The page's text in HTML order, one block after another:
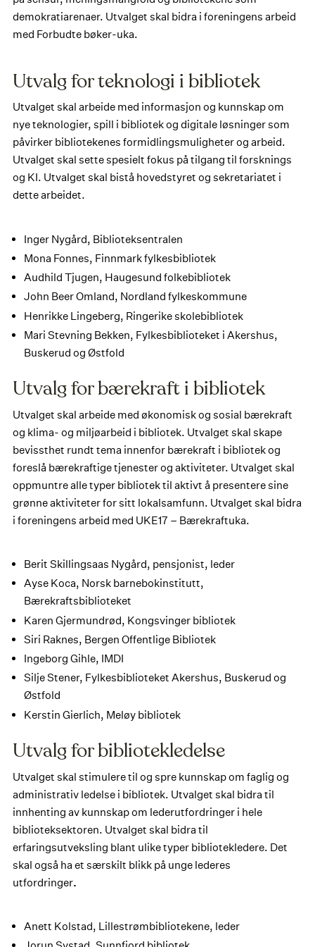
demokratiarenaer. Utvalget skal bidra i foreningens arbeid
med Forbudte bøker-uka.
Utvalg for teknologi i bibliotek
Utvalget skal arbeide med informasjon og kunnskap om
nye teknologier, spill i bibliotek og digitale løsninger som
påvirker bibliotekenes formidlingsmuligheter og arbeid.
Utvalget skal sette spesielt fokus på tilgang til forsknings
og KI. Utvalget skal bistå hovedstyret og sekretariatet i
dette arbeidet.
Inger Nygård, Biblioteksentralen
Mona Fonnes, Finnmark fylkesbibliotek
Audhild Tjugen, Haugesund folkebibliotek
John Beer Omland, Nordland fylkeskommune
Henrikke Lingeberg, Ringerike skolebibliotek
Mari Stevning Bekken, Fylkesbiblioteket i Akershus,
Buskerud og Østfold
Utvalg for bærekraft i bibliotek
Utvalget skal arbeide med økonomisk og sosial bærekraft
og klima- og miljøarbeid i bibliotek. Utvalget skal skape
bevissthet rundt tema innenfor bærekraft i bibliotek og
foreslå bærekraftige tjenester og aktiviteter. Utvalget skal
oppmuntre alle typer bibliotek til aktivt å presentere sine
grønne aktiviteter for sitt lokalsamfunn. Utvalget skal bidra
i foreningens arbeid med UKE17 – Bærekraftuka.
Berit Skillingsaas Nygård, pensjonist, leder
Ayse Koca, Norsk barnebokinstitutt,
Bærekraftsbiblioteket
Karen Gjermundrød, Kongsvinger bibliotek
Siri Raknes, Bergen Offentlige Bibliotek
Ingeborg Gihle, IMDI
Silje Stener, Fylkesbiblioteket Akershus, Buskerud og
Østfold
Kerstin Gierlich, Meløy bibliotek
Utvalg for bibliotekledelse
Utvalget skal stimulere til og spre kunnskap om faglig og
administrativ ledelse i bibliotek. Utvalget skal bidra til
innhenting av kunnskap om lederutfordringer i hele
biblioteksektoren. Utvalget skal bidra til
erfaringsutveksling blant ulike typer bibliotekledere. Det
skal også ha et særskilt blikk på unge lederes
utfordringer.
Anett Kolstad, Lillestrømbibliotekene, leder